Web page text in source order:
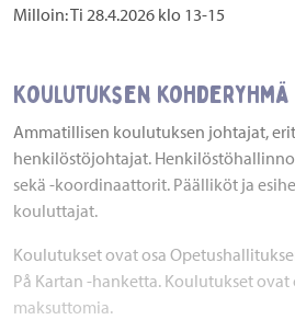
Milloin:Ti 28.4.2026 klo 13-15
Koulutuksen kohderyhmä
Ammatillisen koulutuksen johtajat,
henkilöstöjohtajat.
sekä -koordinaattorit. Päälliköt ja
kouluttajat.
Koulutukset ovat osa
På Kartan -hanketta. Koulutukset
maksuttomia.